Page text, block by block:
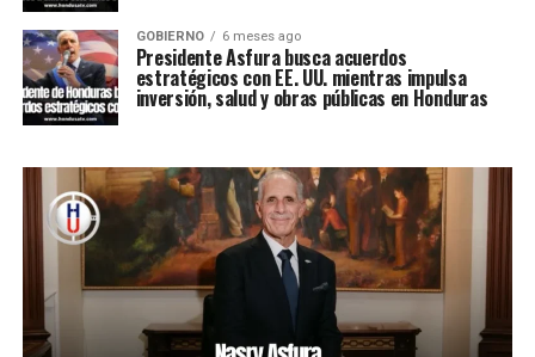
GOBIERNO 6 meses ago
Presidente Asfura busca acuerdos
estratégicos con EE. UU. mientras impulsa
inversión, salud y obras públicas en Honduras